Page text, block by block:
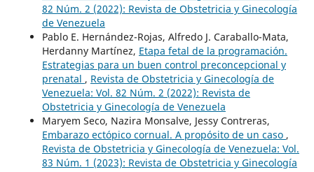
82 Núm. 2 (2022): Revista de Obstetricia y Ginecología
de Venezuela
Pablo E. Hernández-Rojas, Alfredo J. Caraballo-Mata,
Herdanny Martínez, Etapa fetal de la programación.
Estrategias para un buen control preconcepcional y
prenatal , Revista de Obstetricia y Ginecología de
Venezuela: Vol. 82 Núm. 2 (2022): Revista de
Obstetricia y Ginecología de Venezuela
Maryem Seco, Nazira Monsalve, Jessy Contreras,
Embarazo ectópico cornual. A propósito de un caso ,
Revista de Obstetricia y Ginecología de Venezuela: Vol.
83 Núm. 1 (2023): Revista de Obstetricia y Ginecología